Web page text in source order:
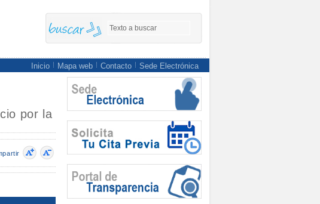
Inicio Mapa web Contacto Sede Electrónica
por la